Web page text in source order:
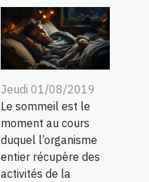
Jeudi 01/08/2019
Le sommeil est le
moment au cours
duquel l’organisme
entier récupère des
activités de la